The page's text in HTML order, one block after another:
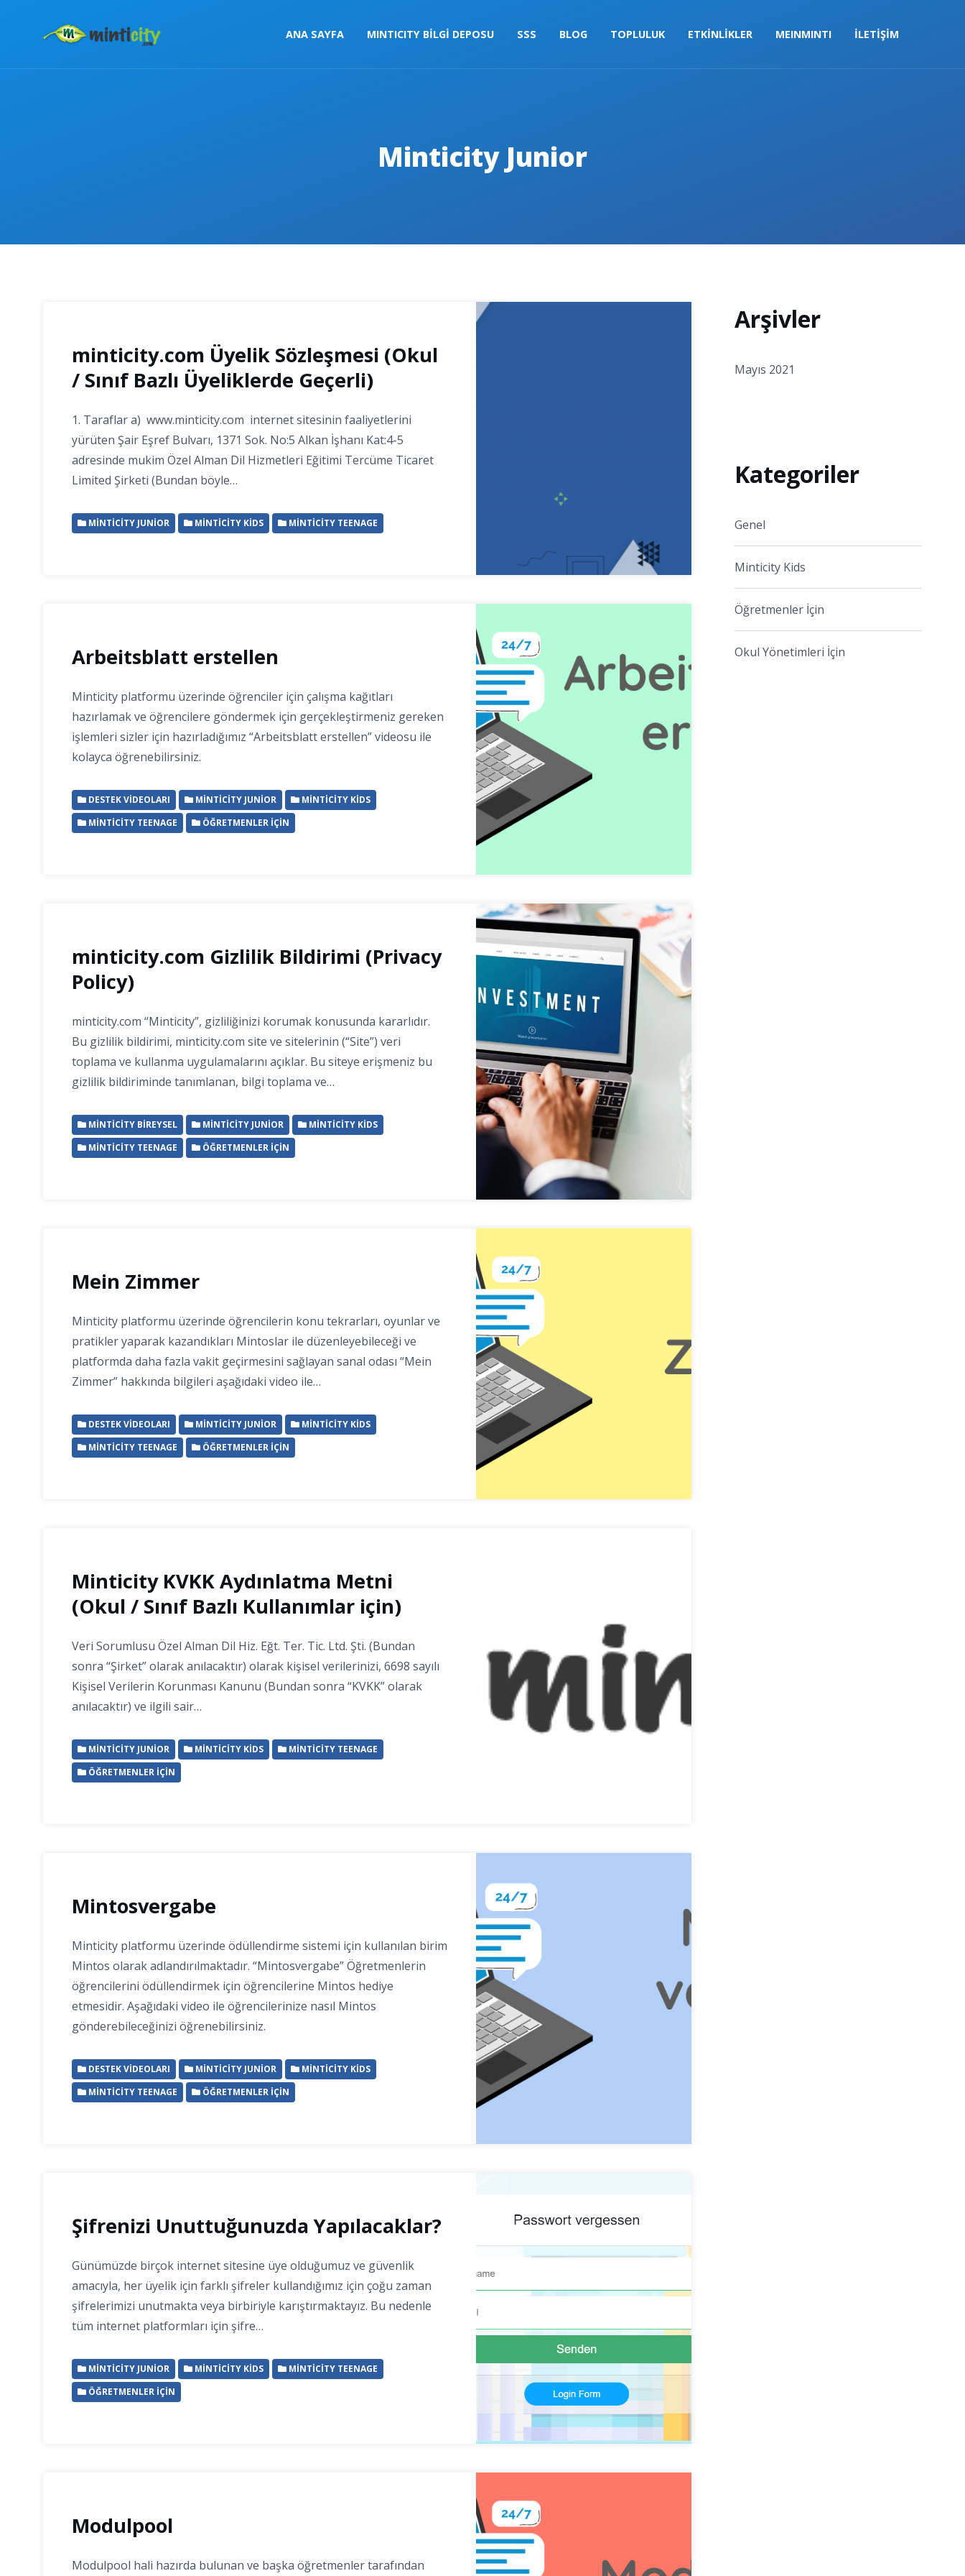
ANA SAYFA MINTICITY BİLGİ DEPOSU SSS BLOG TOPLULUK ETKİNLİKLER MEINMINTI İLETİŞİM
Minticity Junior
minticity.com Üyelik Sözleşmesi (Okul
/ Sınıf Bazlı Üyeliklerde Geçerli)
1. Taraflar a) www.minticity.com internet sitesinin faaliyetlerini
yürüten Şair Eşref Bulvarı, 1371 Sok. No:5 Alkan İşhanı Kat:4-5
adresinde mukim Özel Alman Dil Hizmetleri Eğitimi Tercüme Ticaret
Limited Şirketi (Bundan böyle…
MINTICITY JUNIOR MINTICITY KIDS MINTICITY TEENAGE
Arbeitsblatt erstellen
Minticity platformu üzerinde öğrenciler için çalışma kağıtları
hazırlamak ve öğrencilere göndermek için gerçekleştirmeniz gereken
işlemleri sizler için hazırladığımız “Arbeitsblatt erstellen” videosu ile
kolayca öğrenebilirsiniz.
DESTEK VIDEOLARI MINTICITY JUNIOR
MINTICITY KIDS
MINTICITY TEENAGE
ÖĞRETMENLER İÇIN
minticity.com Gizlilik Bildirimi (Privacy
Policy)
minticity.com “Minticity”, gizliliğinizi korumak konusunda kararlıdır.
Bu gizlilik bildirimi, minticity.com site ve sitelerinin (“Site”) veri
toplama ve kullanma uygulamalarını açıklar. Bu siteye erişmeniz bu
gizlilik bildiriminde tanımlanan, bilgi toplama ve…
MINTICITY BIREYSEL MINTICITY JUNIOR
MINTICITY KIDS
MINTICITY TEENAGE
ÖĞRETMENLER İÇIN
Mein Zimmer
Minticity platformu üzerinde öğrencilerin konu tekrarları, oyunlar ve
pratikler yaparak kazandıkları Mintoslar ile düzenleyebileceği ve
platformda daha fazla vakit geçirmesini sağlayan sanal odası “Mein
Zimmer” hakkında bilgileri aşağıdaki video ile…
DESTEK VIDEOLARI MINTICITY JUNIOR
MINTICITY KIDS
MINTICITY TEENAGE
ÖĞRETMENLER İÇIN
Minticity KVKK Aydınlatma Metni
(Okul / Sınıf Bazlı Kullanımlar için)
Veri Sorumlusu Özel Alman Dil Hiz. Eğt. Ter. Tic. Ltd. Şti. (Bundan
sonra “Şirket” olarak anılacaktır) olarak kişisel verilerinizi, 6698 sayılı
Kişisel Verilerin Korunması Kanunu (Bundan sonra “KVKK” olarak
anılacaktır) ve ilgili sair…
MINTICITY JUNIOR MINTICITY KIDS
MINTICITY TEENAGE
ÖĞRETMENLER İÇIN
Mintosvergabe
Minticity platformu üzerinde ödüllendirme sistemi için kullanılan birim
Mintos olarak adlandırılmaktadır. “Mintosvergabe” Öğretmenlerin
öğrencilerini ödüllendirmek için öğrencilerine Mintos hediye
etmesidir. Aşağıdaki video ile öğrencilerinize nasıl Mintos
gönderebileceğinizi öğrenebilirsiniz.
DESTEK VIDEOLARI MINTICITY JUNIOR
MINTICITY KIDS
MINTICITY TEENAGE
ÖĞRETMENLER İÇIN
Şifrenizi Unuttuğunuzda Yapılacaklar?
Günümüzde birçok internet sitesine üye olduğumuz ve güvenlik
amacıyla, her üyelik için farklı şifreler kullandığımız için çoğu zaman
şifrelerimizi unutmakta veya birbiriyle karıştırmaktayız. Bu nedenle
tüm internet platformları için şifre…
MINTICITY JUNIOR MINTICITY KIDS
MINTICITY TEENAGE
ÖĞRETMENLER İÇIN
Modulpool
Modulpool hali hazırda bulunan ve başka öğretmenler tarafından
Arşivler
Mayıs 2021
Kategoriler
Genel
Minticity Kids
Öğretmenler İçin
Okul Yönetimleri İçin